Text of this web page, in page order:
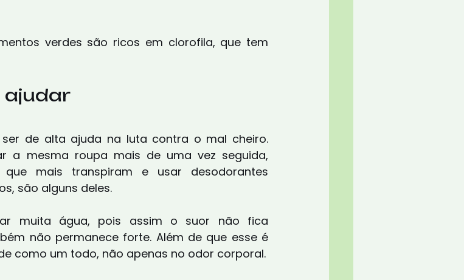
verdes são ricos em clorofila, que tem
ajudar
de alta ajuda na luta contra o mal cheiro.
a mesma roupa mais de uma vez seguida,
mais transpiram e usar desodorantes
são alguns deles.
muita água, pois assim o suor não fica
não permanece forte. Além de que esse é
como um todo, não apenas no odor corporal.